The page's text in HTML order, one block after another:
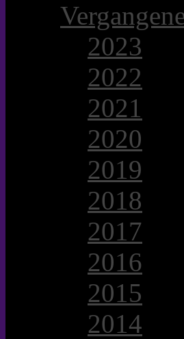
2023
2022
2021
2020
2019
2018
2017
2016
2015
2014